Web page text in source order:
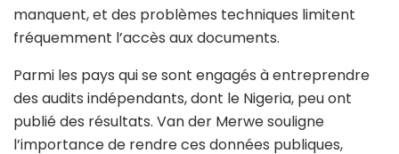
manquent, et des problèmes techniques limitent
fréquemment l’accès aux documents.
Parmi les pays qui se sont engagés à entreprendre
des audits indépendants, dont le Nigeria, peu ont
publié des résultats. Van der Merwe souligne
l’importance de rendre ces données publiques,